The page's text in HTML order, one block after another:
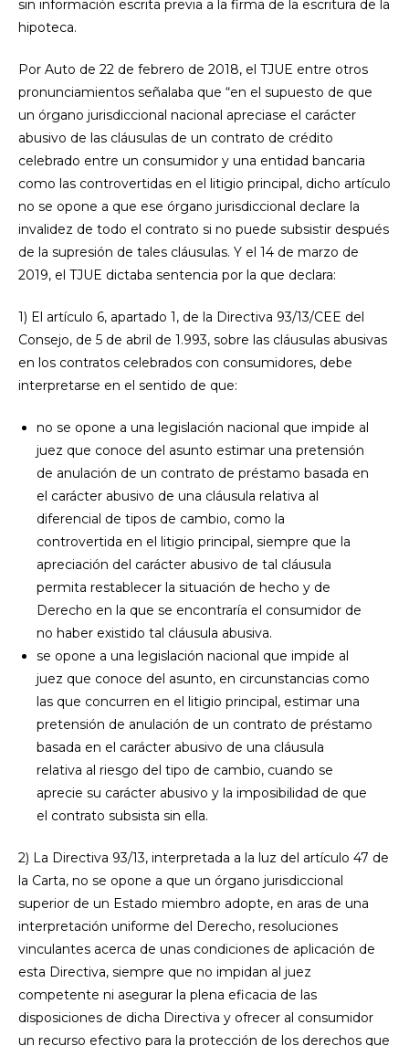
sin información escrita previa a la firma de la escritura de la
hipoteca.
Por Auto de 22 de febrero de 2018, el TJUE entre otros
pronunciamientos señalaba que “en el supuesto de que
un órgano jurisdiccional nacional apreciase el carácter
abusivo de las cláusulas de un contrato de crédito
celebrado entre un consumidor y una entidad bancaria
como las controvertidas en el litigio principal, dicho artículo
no se opone a que ese órgano jurisdiccional declare la
invalidez de todo el contrato si no puede subsistir después
de la supresión de tales cláusulas. Y el 14 de marzo de
2019, el TJUE dictaba sentencia por la que declara:
1) El artículo 6, apartado 1, de la Directiva 93/13/CEE del
Consejo, de 5 de abril de 1.993, sobre las cláusulas abusivas
en los contratos celebrados con consumidores, debe
interpretarse en el sentido de que:
no se opone a una legislación nacional que impide al
juez que conoce del asunto estimar una pretensión
de anulación de un contrato de préstamo basada en
el carácter abusivo de una cláusula relativa al
diferencial de tipos de cambio, como la
controvertida en el litigio principal, siempre que la
apreciación del carácter abusivo de tal cláusula
permita restablecer la situación de hecho y de
Derecho en la que se encontraría el consumidor de
no haber existido tal cláusula abusiva.
se opone a una legislación nacional que impide al
juez que conoce del asunto, en circunstancias como
las que concurren en el litigio principal, estimar una
pretensión de anulación de un contrato de préstamo
basada en el carácter abusivo de una cláusula
relativa al riesgo del tipo de cambio, cuando se
aprecie su carácter abusivo y la imposibilidad de que
el contrato subsista sin ella.
2) La Directiva 93/13, interpretada a la luz del artículo 47 de
la Carta, no se opone a que un órgano jurisdiccional
superior de un Estado miembro adopte, en aras de una
interpretación uniforme del Derecho, resoluciones
vinculantes acerca de unas condiciones de aplicación de
esta Directiva, siempre que no impidan al juez
competente ni asegurar la plena eficacia de las
disposiciones de dicha Directiva y ofrecer al consumidor
un recurso efectivo para la protección de los derechos que